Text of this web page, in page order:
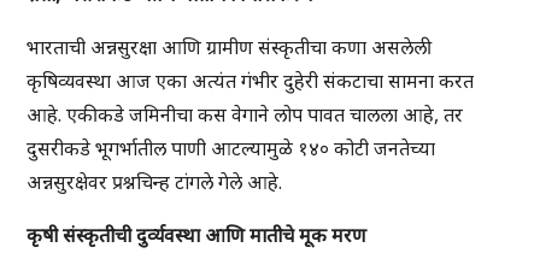
भारताची अन्नसुरक्षा आणि ग्रामीण संस्कृतीचा कणा असलेली
कृषिव्यवस्था आज एका अत्यंत गंभीर दुहेरी संकटाचा सामना करत
आहे. एकीकडे जमिनीचा कस वेगाने लोप पावत चालला आहे, तर
दुसरीकडे भूगर्भातील पाणी आटल्यामुळे १४० कोटी जनतेच्या
अन्नसुरक्षेवर प्रश्नचिन्ह टांगले गेले आहे.
कृषी संस्कृतीची दुर्व्यवस्था आणि मातीचे मूक मरण